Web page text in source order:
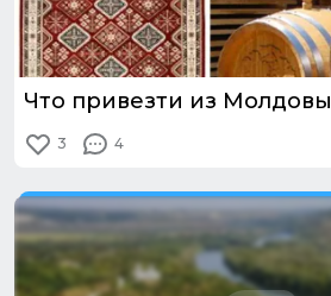
Что привезти из Молдовы
3 4
Из путешествия:Молдова. Винный путь